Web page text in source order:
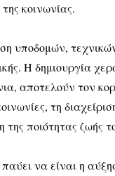
κοινωνίας.
υποδομών,
Η δημιουργία
αποτελούν τον
τη
της ποιότητας ζωής
να είναι η